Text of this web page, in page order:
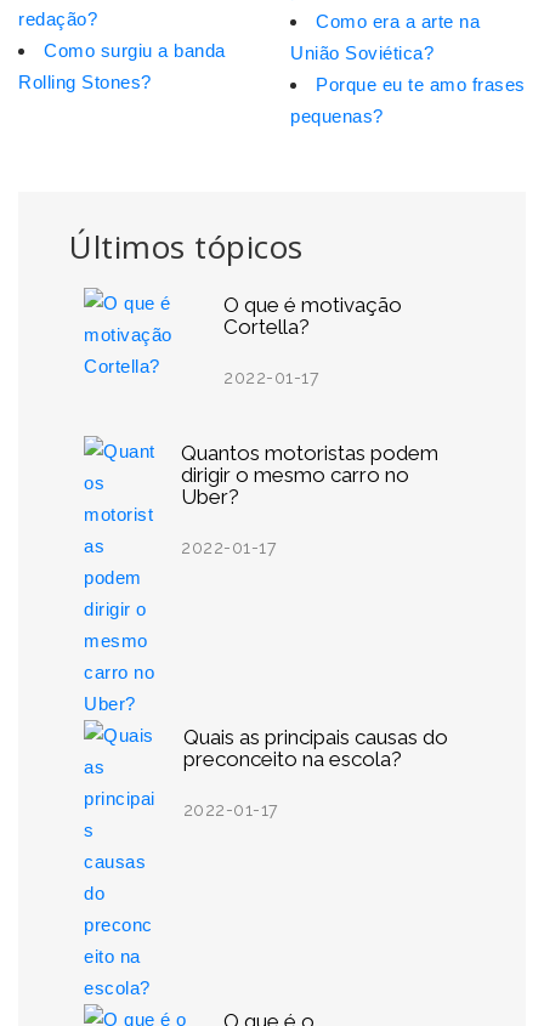
Últimos tópicos
O que é motivação
Cortella?
2022-01-17
Quantos motoristas podem
dirigir o mesmo carro no
Uber?
2022-01-17
Quais as principais causas do
preconceito na escola?
2022-01-17
redação?
Como surgiu a banda
Rolling Stones?
Como era a arte na
União Soviética?
Porque eu te amo frases
pequenas?